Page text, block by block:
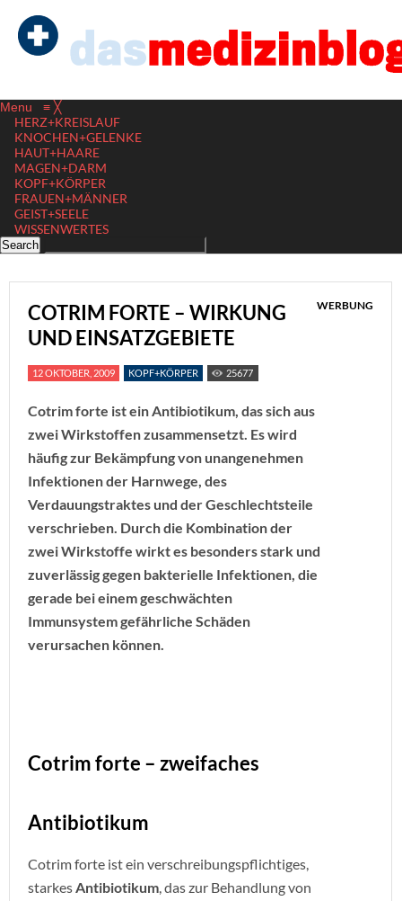
Menu ≡ ╳
HERZ+KREISLAUF
KNOCHEN+GELENKE
HAUT+HAARE
MAGEN+DARM
KOPF+KÖRPER
FRAUEN+MÄNNER
GEIST+SEELE
WISSENWERTES
COTRIM FORTE – WIRKUNG
UND EINSATZGEBIETE
WERBUNG
12 OKTOBER, 2009 KOPF+KÖRPER 25677
Cotrim forte ist ein Antibiotikum, das sich aus
zwei Wirkstoffen zusammensetzt. Es wird
häufig zur Bekämpfung von unangenehmen
Infektionen der Harnwege, des
Verdauungstraktes und der Geschlechtsteile
verschrieben. Durch die Kombination der
zwei Wirkstoffe wirkt es besonders stark und
zuverlässig gegen bakterielle Infektionen, die
gerade bei einem geschwächten
Immunsystem gefährliche Schäden
verursachen können.
Cotrim forte – zweifaches
Antibiotikum
Cotrim forte ist ein verschreibungspflichtiges,
starkesAntibiotikum, das zur Behandlung von